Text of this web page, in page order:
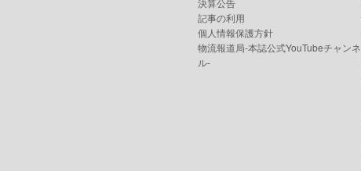
決算公告
記事の利用
個人情報保護方針
物流報道局-本誌公式YouTubeチャンネ
ル-